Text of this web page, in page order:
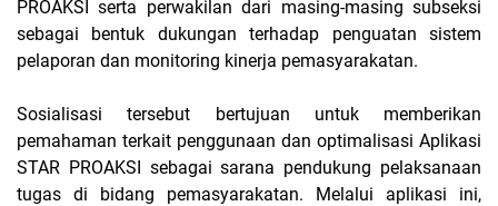
PROAKSI serta perwakilan dari masing-masing subseksi
sebagai bentuk dukungan terhadap penguatan sistem
pelaporan dan monitoring kinerja pemasyarakatan.
Sosialisasi tersebut bertujuan untuk memberikan
pemahaman terkait penggunaan dan optimalisasi Aplikasi
STAR PROAKSI sebagai sarana pendukung pelaksanaan
tugas di bidang pemasyarakatan. Melalui aplikasi ini,